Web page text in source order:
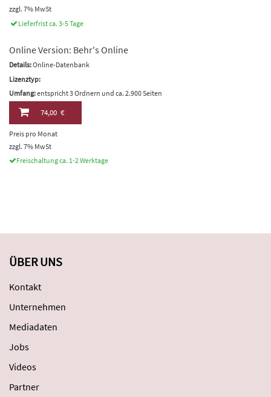
zzgl. 7% MwSt
Lieferfrist ca. 3-5 Tage
Online Version: Behr's Online
Details:Online-Datenbank
Lizenztyp:
Umfang:entspricht 3 Ordnern und ca. 2.900 Seiten
74,00 €
Preis pro Monat
zzgl. 7% MwSt
Freischaltung ca. 1-2 Werktage
ÜBER UNS
Kontakt
Unternehmen
Mediadaten
Jobs
Videos
Partner